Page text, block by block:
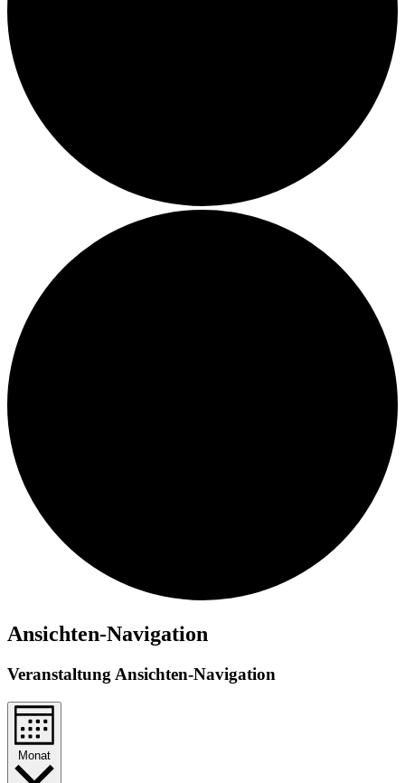
Ansichten-Navigation
Veranstaltung Ansichten-Navigation
Monat